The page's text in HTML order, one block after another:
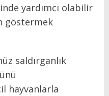
yardımcı olabilir
göstermek
saldırganlık
hayvanlarla